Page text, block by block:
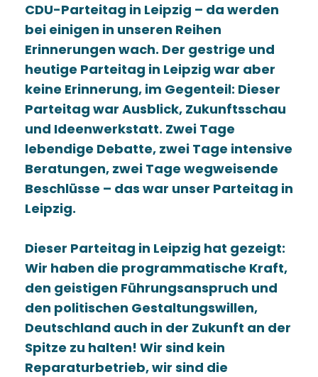
CDU-Parteitag in Leipzig – da werden
bei einigen in unseren Reihen
Erinnerungen wach. Der gestrige und
heutige Parteitag in Leipzig war aber
keine Erinnerung, im Gegenteil: Dieser
Parteitag war Ausblick, Zukunftsschau
und Ideenwerkstatt. Zwei Tage
lebendige Debatte, zwei Tage intensive
Beratungen, zwei Tage wegweisende
Beschlüsse – das war unser Parteitag in
Leipzig.
Dieser Parteitag in Leipzig hat gezeigt:
Wir haben die programmatische Kraft,
den geistigen Führungsanspruch und
den politischen Gestaltungswillen,
Deutschland auch in der Zukunft an der
Spitze zu halten! Wir sind kein
Reparaturbetrieb, wir sind die